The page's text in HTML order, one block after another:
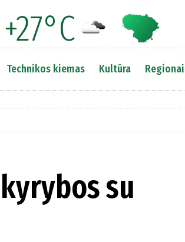
+27°C
Technikos kiemas Kultūra Regionai
su